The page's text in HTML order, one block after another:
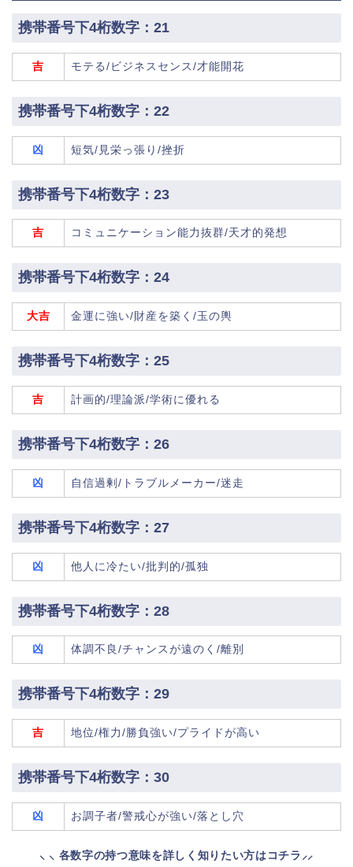
携帯番号下4桁数字：21
吉 モテる/ビジネスセンス/才能開花
携帯番号下4桁数字：22
凶 短気/見栄っ張り/挫折
携帯番号下4桁数字：23
吉 コミュニケーション能力抜群/天才的発想
携帯番号下4桁数字：24
大吉 金運に強い/財産を築く/玉の輿
携帯番号下4桁数字：25
吉 計画的/理論派/学術に優れる
携帯番号下4桁数字：26
凶 自信過剰/トラブルメーカー/迷走
携帯番号下4桁数字：27
凶 他人に冷たい/批判的/孤独
携帯番号下4桁数字：28
凶 体調不良/チャンスが遠のく/離別
携帯番号下4桁数字：29
吉 地位/権力/勝負強い/プライドが高い
携帯番号下4桁数字：30
凶 お調子者/警戒心が強い/落とし穴
⸜ ⸜ 各数字の持つ意味を詳しく知りたい方はコチラ⸝⸝